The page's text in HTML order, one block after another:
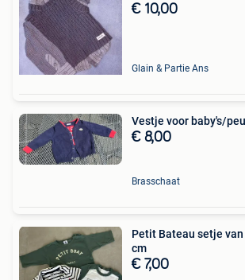
€ 10,00
Glain & Partie Ans
Vestje voor baby's/
€ 8,00
Brasschaat
Petit Bateau setje
cm
€ 7,00